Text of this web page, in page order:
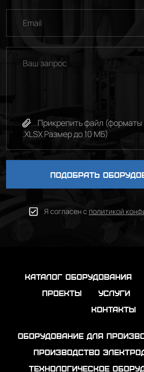
Прикрепить файл (форматы
.XLSX Размер до 10 МБ)
ПОДОБРАТЬ
Я согласен с политикой
каталог оборудования
проекты
услуги
контакты
Оборудование для
Производство
Технологическое